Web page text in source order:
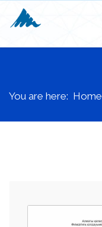
You are here: Home